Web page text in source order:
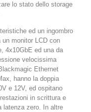
lo stato dello storage
ed un ingombro
monitor LCD con
4x10GbE ed una da
velocissima
Ethernet
hanno la doppia
e 12V, ed ospitano
in scrittura e
latenza zero. In altre